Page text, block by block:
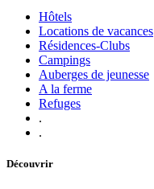
Hôtels
Locations de vacances
Résidences-Clubs
Campings
Auberges de jeunesse
A la ferme
Refuges
.
.
Découvrir